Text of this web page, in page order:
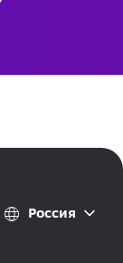
Россия